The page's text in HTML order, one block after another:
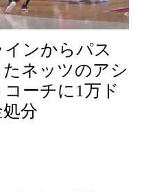
ンからパス
たネッツのアシ
ーチに1万ド
分